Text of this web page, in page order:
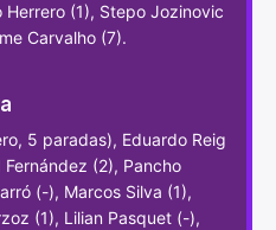
Herrero (1), Stepo Jozinovic
Carvalho (7).
5 paradas), Eduardo Reig
(2), Pancho
(-), Marcos Silva (1),
(1), Lilian Pasquet (-),